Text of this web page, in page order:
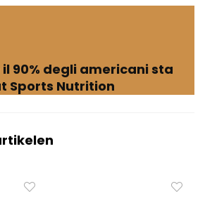
90% degli americani sta
Sports Nutrition